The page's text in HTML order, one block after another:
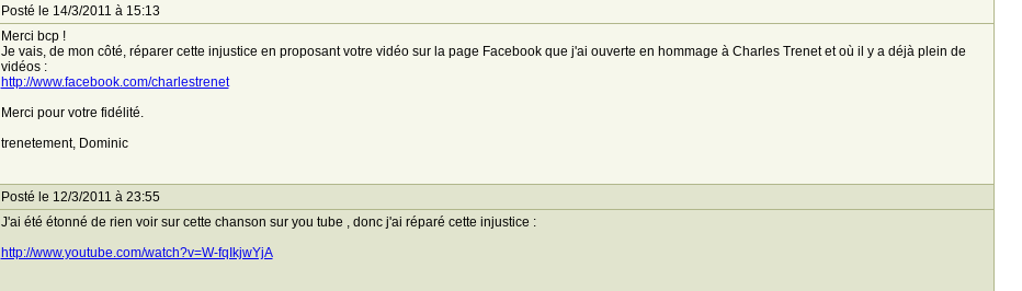
Posté le 14/3/2011 à 15:13
Merci bcp !
Je vais, de mon côté, réparer cette injustice en proposant votre vidéo sur la page Facebook que j'ai ouverte en hommage à Charles Trenet et où il y a déjà plein de
vidéos :
http://www.facebook.com/charlestrenet
Merci pour votre fidélité.
trenetement, Dominic
Posté le 12/3/2011 à 23:55
J'ai été étonné de rien voir sur cette chanson sur you tube , donc j'ai réparé cette injustice :
http://www.youtube.com/watch?v=W-fqIkjwYjA